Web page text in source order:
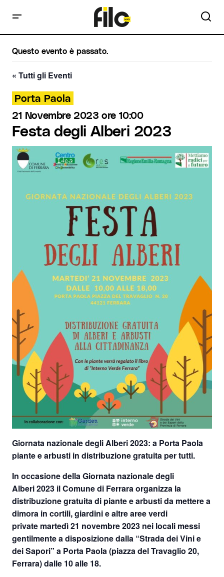
Questo evento è passato.
« Tutti gli Eventi
Porta Paola
21 Novembre 2023 ore 10:00
Festa degli Alberi 2023
Giornata nazionale degli Alberi 2023: a Porta Paola
piante e arbusti in distribuzione gratuita per tutti.
In occasione dellaGiornata nazionale degli
Alberi2023 ilComune di Ferraraorganizza la
distribuzione gratuita di piante e arbusti da mettere a
dimora in cortili, giardini e altre aree verdi
private martedì 21 novembre 2023 nei locali messi
gentilmente a disposizione dalla “Strada dei Vini e
dei Sapori” a Porta Paola (piazza del Travaglio 20,
Ferrara) dalle 10 alle 18.